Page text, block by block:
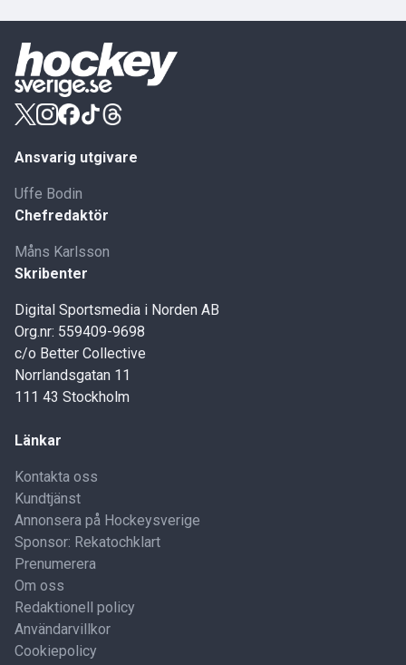
Ansvarig utgivare
Uffe Bodin
Chefredaktör
Måns Karlsson
Skribenter
Digital Sportsmedia i Norden AB
Org.nr: 559409-9698
c/o Better Collective
Norrlandsgatan 11
111 43 Stockholm
Länkar
Kontakta oss
Kundtjänst
Annonsera på Hockeysverige
Sponsor: Rekatochklart
Prenumerera
Om oss
Redaktionell policy
Användarvillkor
Cookiepolicy